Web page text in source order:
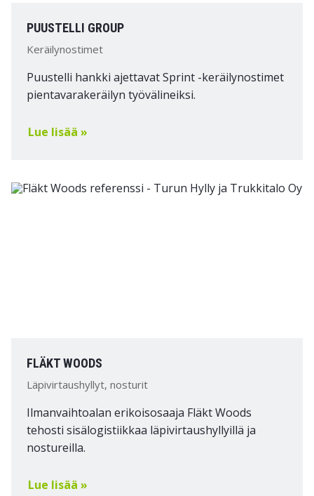
PUUSTELLI GROUP
Keräilynostimet
Puustelli hankki ajettavat Sprint -keräilynostimet
pientavarakeräilyn työvälineiksi.
Lue lisää »
FLÄKT WOODS
Läpivirtaushyllyt, nosturit
Ilmanvaihtoalan erikoisosaaja Fläkt Woods
tehosti sisälogistiikkaa läpivirtaushyllyillä ja
nostureilla.
Lue lisää »